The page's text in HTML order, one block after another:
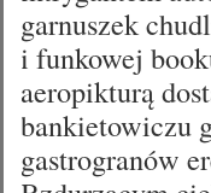
garnuszek
i funkowej
aeropikturą
bankietowiczu
gastrogranów